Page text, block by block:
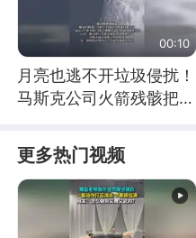
00:10
月亮也逃不开垃圾侵扰！
马斯克公司火箭残骸把月
更多热门视频